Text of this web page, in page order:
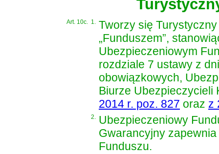
Art. 10c. 1. Tworzy się
„Funduszem”,
Ubezpieczeniowym
rozdziale 7 ustawy z
obowiązkowych,
Biurze Ubezpieczycieli
2014 r. poz. 827 oraz z
2. Ubezpieczeniowy
Gwarancyjny zapewnia
Funduszu.